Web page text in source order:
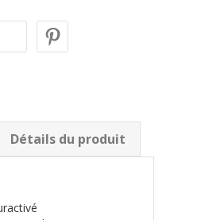
Détails du produit